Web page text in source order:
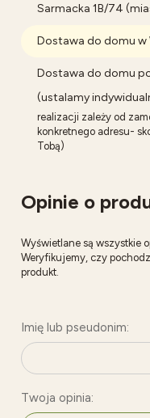
Sarmacka 1B/74
Dostawa do domu w
Dostawa do domu
(ustalamy
realizacji zależy od
konkretnego adresu-
Tobą)
Opinie o
Wyświetlane są wszystkie
Weryfikujemy, czy
produkt.
Imię lub pseudonim:
Twoja opinia: